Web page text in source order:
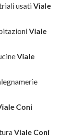
usatiViale
Viale
Viale
Coni
Viale Coni